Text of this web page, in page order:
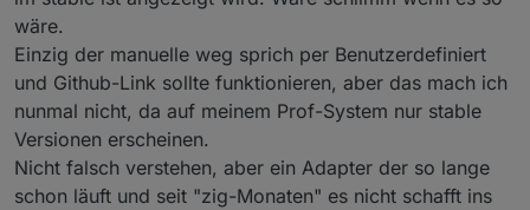
settings #247
set and > reading
(Dutchman) Bugfix : Caught sentry error : Alias
xxxxx has no target
(Dutchman & ToTXR4Y) Bugfix : Rebuild
Watt values : Ensure proper reading start
(0 instead of current watt value)
wäre.
Einzig der manuelle weg sprich per Benutzerdefiniert
und Github-Link sollte funktionieren, aber das mach ich
nunmal nicht, da auf meinem Prof-System nur stable
Versionen erscheinen.
Nicht falsch verstehen, aber ein Adapter der so lange
schon läuft und seit "zig-Monaten" es nicht schafft ins